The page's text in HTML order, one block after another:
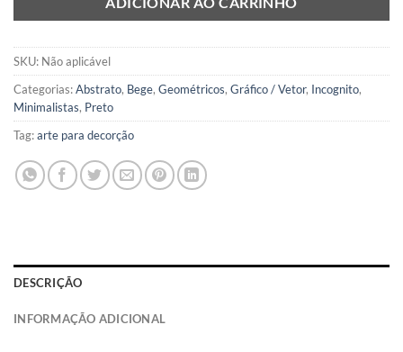
SKU: Não aplicável
Categorias:Abstrato, Bege, Geométricos, Gráfico / Vetor, Incognito,
Minimalistas, Preto
Tag:arte para decorção
DESCRIÇÃO
INFORMAÇÃO ADICIONAL